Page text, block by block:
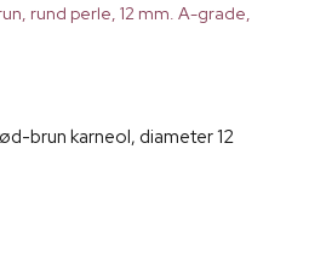
rund perle, 12 mm. A-grade,
brun karneol, diameter 12